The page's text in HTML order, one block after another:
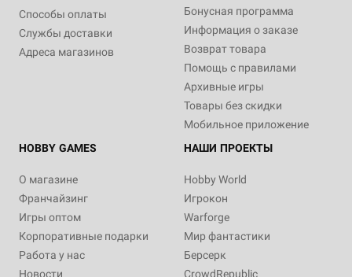
Способы оплаты
Службы доставки
Адреса магазинов
Бонусная программа
Информация о заказе
Возврат товара
Помощь с правилами
Архивные игры
Товары без скидки
Мобильное приложение
HOBBY GAMES
О магазине
Франчайзинг
Игры оптом
Корпоративные подарки
Работа у нас
Новости
НАШИ ПРОЕКТЫ
Hobby World
Игрокон
Warforge
Мир фантастики
Берсерк
CrowdRepublic